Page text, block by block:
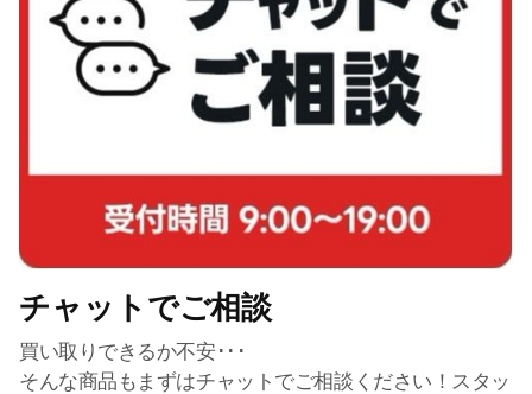
チャットでご相談
買い取りできるか不安･･･
そんな商品もまずはチャットでご相談ください！スタッ